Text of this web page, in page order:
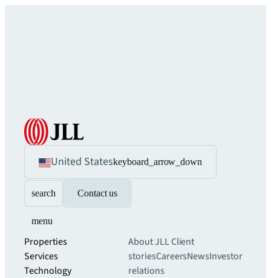
United Stateskeyboard_arrow_down
search Contact us
menu
Properties
Services
Technology
About JLLClient
storiesCareersNewsInvestor
relations